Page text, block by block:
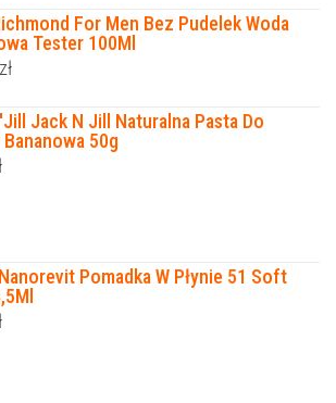
For Men Bez Pudelek Woda
Tester 100Ml
zł
Jack N Jill Naturalna Pasta Do
50g
Pomadka W Płynie 51 Soft